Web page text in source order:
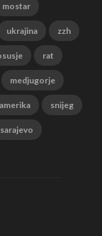
mostar
ukrajina zzh
rat
medjugorje
amerika snijeg
sarajevo